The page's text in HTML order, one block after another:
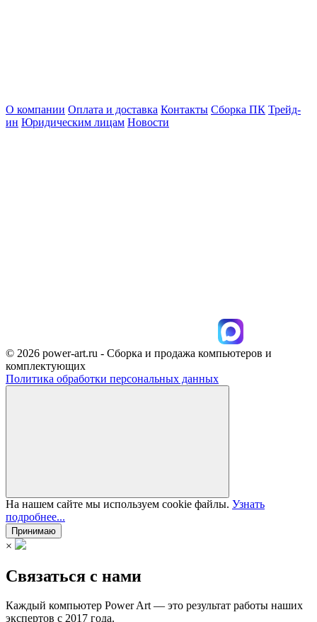
О компании Оплата и доставка Контакты Сборка ПК Трейд-
ин Юридическим лицам Новости
© 2026 power-art.ru - Сборка и продажа компьютеров и
комплектующих
Политика обработки персональных данных
На нашем сайте мы используем cookie файлы. Узнать
подробнее...
Принимаю
×
Связаться с нами
Каждый компьютер Power Art — это результат работы наших
экспертов с 2017 года.